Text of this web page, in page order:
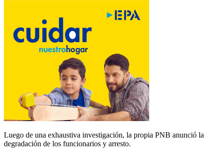
Luego de una exhaustiva investigación, la propia PNB anunció la
degradación de los funcionarios y arresto.